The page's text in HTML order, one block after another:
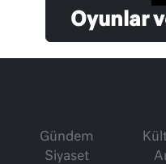
Oyunlar
Gündem
Siyaset